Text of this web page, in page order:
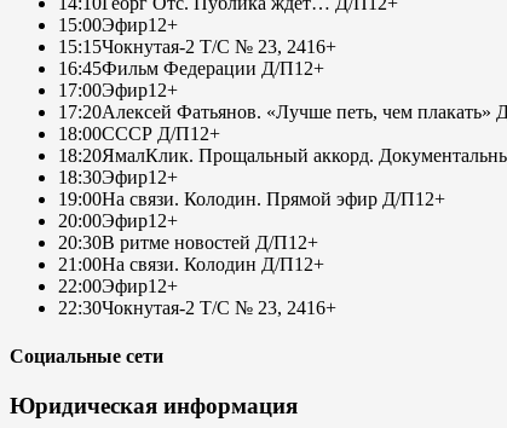
15:00Эфир12+
15:15Чокнутая-2 Т/С № 23, 2416+
16:45Фильм Федерации Д/П12+
17:00Эфир12+
17:20Алексей Фатьянов. «Лучше петь, чем плакать»
18:00СССР Д/П12+
18:20ЯмалКлик. Прощальный аккорд.
18:30Эфир12+
19:00На связи. Колодин. Прямой эфир Д/П12+
20:00Эфир12+
20:30В ритме новостей Д/П12+
21:00На связи. Колодин Д/П12+
22:00Эфир12+
22:30Чокнутая-2 Т/С № 23, 2416+
Социальные сети
Юридическая информация